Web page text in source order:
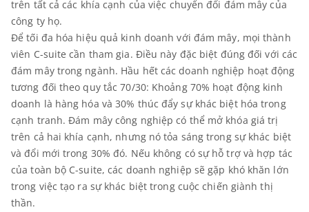
trên tất cả các khía cạnh của việc chuyển đổi đám mây của
công ty họ.
Để tối đa hóa hiệu quả kinh doanh với đám mây, mọi thành
viên C-suite cần tham gia. Điều này đặc biệt đúng đối với các
đám mây trong ngành. Hầu hết các doanh nghiệp hoạt động
tương đối theo quy tắc 70/30: Khoảng 70% hoạt động kinh
doanh là hàng hóa và 30% thúc đẩy sự khác biệt hóa trong
cạnh tranh. Đám mây công nghiệp có thể mở khóa giá trị
trên cả hai khía cạnh, nhưng nó tỏa sáng trong sự khác biệt
và đổi mới trong 30% đó. Nếu không có sự hỗ trợ và hợp tác
của toàn bộ C-suite, các doanh nghiệp sẽ gặp khó khăn lớn
trong việc tạo ra sự khác biệt trong cuộc chiến giành thị
thần.